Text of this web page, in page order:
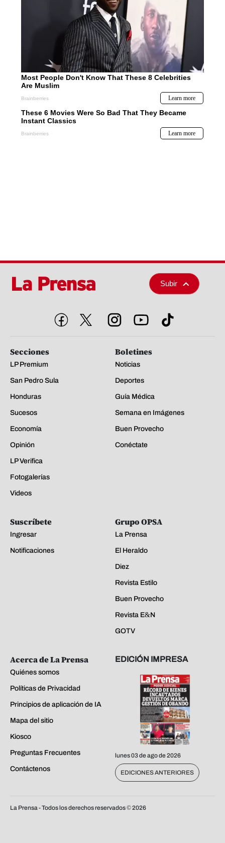
Subir
Secciones
LP Premium
San Pedro Sula
Honduras
Sucesos
Economía
Opinión
LP Verifica
Fotogalerías
Videos
Boletines
Noticias
Deportes
Guía Médica
Semana en Imágenes
Buen Provecho
Conéctate
Suscríbete
Ingresar
Notificaciones
Grupo OPSA
La Prensa
El Heraldo
Diez
Revista Estilo
Buen Provecho
Revista E&N
GOTV
Acerca de La Prensa
Quiénes somos
Políticas de Privacidad
Principios de aplicación de IA
Mapa del sitio
Kiosco
Preguntas Frecuentes
Contáctenos
EDICIÓN IMPRESA
lunes 03 de ago de 2026
EDICIONES ANTERIORES
La Prensa - Todos los derechos reservados ©2026